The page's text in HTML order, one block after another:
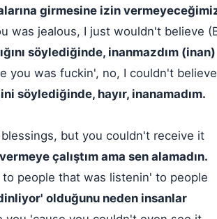
girmesine izin
was jealous, I just wouldn't believe
söylediğinde, inanmazdım (inan)
you was fuckin', no, I couldn't
söylediğinde, hayır, inanamadım.
but you couldn't receive it
çalıştım ama sen alamadın.
people that was listenin' to people
olduğunu neden insanlar